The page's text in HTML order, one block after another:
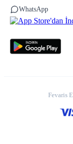
WhatsApp
Fevaris